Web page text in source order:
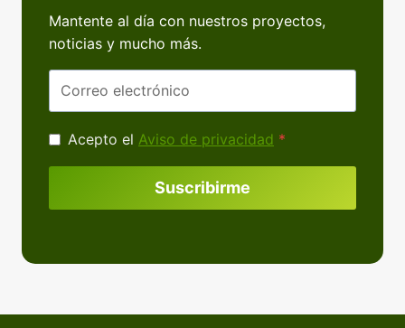
Mantente al día con nuestros proyectos,
noticias y mucho más.
Acepto el Aviso de privacidad *
Suscribirme